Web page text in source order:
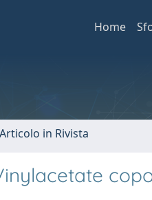
Home
in Rivista